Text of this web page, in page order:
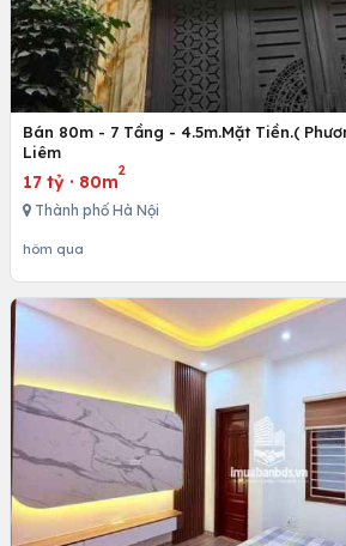
Bán 80m - 7 Tầng - 4.5m.Mặt Tiền.(
Liêm
17 tỷ · 80m
2
Thành phố Hà Nội
hôm qua